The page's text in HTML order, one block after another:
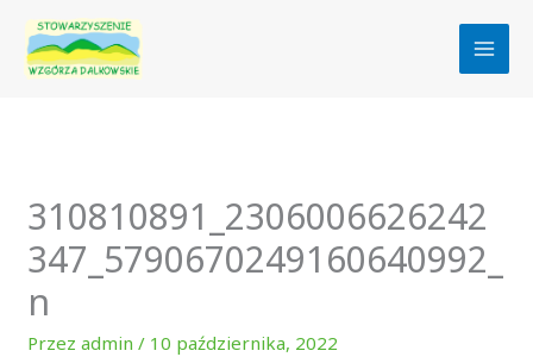
Przejdź
treści
310810891_2306006626242
347_5790670249160640992_
n
Przezadmin/ 10 października, 2022